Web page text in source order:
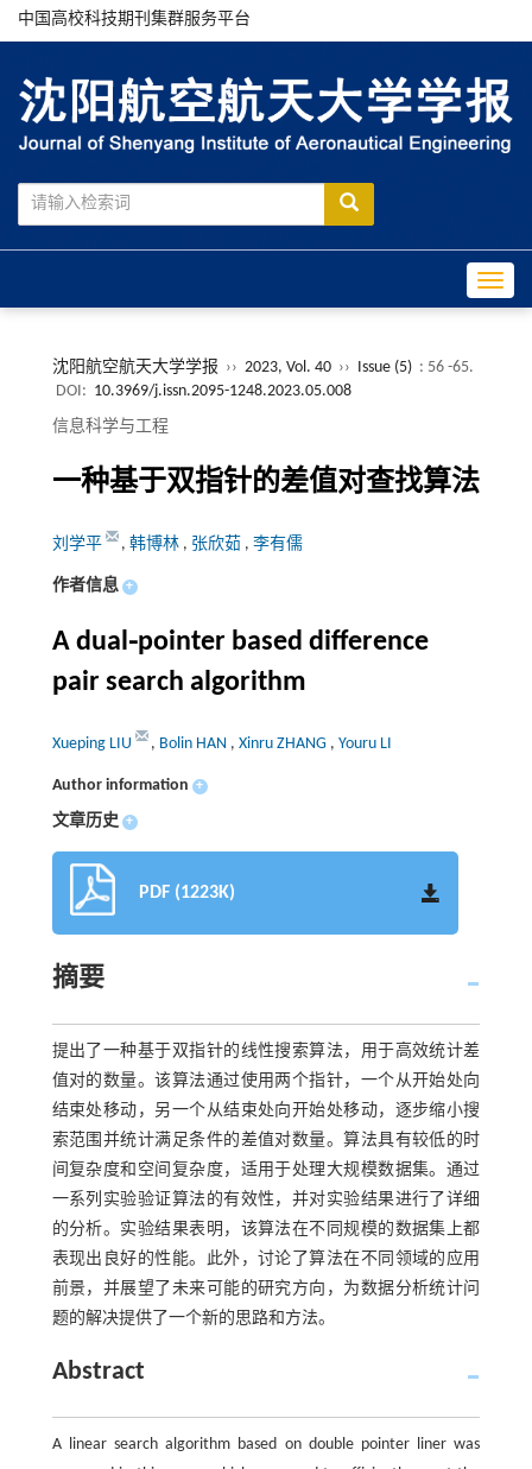
中国高校科技期刊集群服务平台
沈阳航空航天大学学报 ›› 2023, Vol. 40 ›› Issue (5) : 56 -65.
DOI: 10.3969/j.issn.2095-1248.2023.05.008
信息科学与工程
一种基于双指针的差值对查找算法
刘学平 , 韩博林 , 张欣茹 , 李有儒
作者信息 +
A dual⁃pointer based difference
pair search algorithm
Xueping LIU , Bolin HAN , Xinru ZHANG , Youru LI
Author information +
文章历史 +
PDF (1223K)
摘要
提出了一种基于双指针的线性搜索算法，用于高效统计差
值对的数量。该算法通过使用两个指针，一个从开始处向
结束处移动，另一个从结束处向开始处移动，逐步缩小搜
索范围并统计满足条件的差值对数量。算法具有较低的时
间复杂度和空间复杂度，适用于处理大规模数据集。通过
一系列实验验证算法的有效性，并对实验结果进行了详细
的分析。实验结果表明，该算法在不同规模的数据集上都
表现出良好的性能。此外，讨论了算法在不同领域的应用
前景，并展望了未来可能的研究方向，为数据分析统计问
题的解决提供了一个新的思路和方法。
Abstract
A linear search algorithm based on double pointer liner was